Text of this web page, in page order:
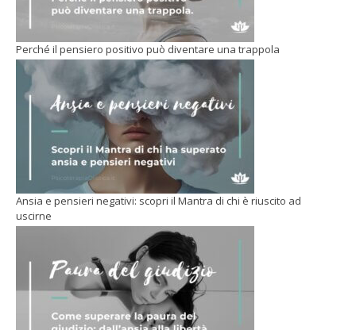
Perché il pensiero positivo può diventare una trappola
Ansia e pensieri negativi: scopri il Mantra di chi è riuscito ad
uscirne